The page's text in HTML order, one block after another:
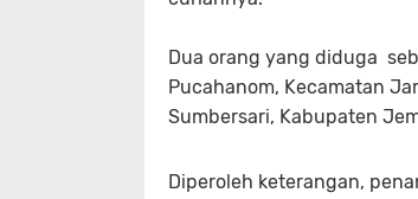
Dua orang yang diduga
Pucahanom, Kecamatan
Sumbersari, Kabupaten
Diperoleh keterangan,